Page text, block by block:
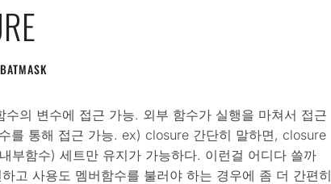
BATMASK
의 변수에 접근 가능. 외부 함수가 실행을 마쳐서 접근
를 통해 접근 가능. ex) closure 간단히 말하면, closure
부함수) 세트만 유지가 가능하다. 이런걸 어디다 쓸까
고 사용도 멤버함수를 불러야 하는 경우에 좀 더 간편히